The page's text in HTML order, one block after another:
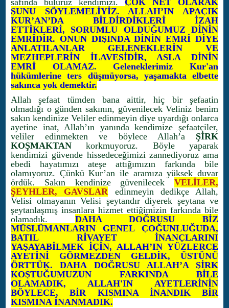
safında buluruz kendimizi. ÇOK NET OLARAK
ŞUNU SÖYLEMELİYİZ. ALLAH’IN APAÇIK
KUR’AN’DA BİLDİRDİKLERİ İZAH
ETTİKLERİ, SORUMLU OLDUĞUMUZ DİNİN
EMRİDİR. ONUN DIŞINDA DİNİN EMRİ DİYE
ANLATILANLAR GELENEKLERİN VE
MEZHEPLERİN İLAVESİDİR, ASLA DİNİN
EMRİ OLAMAZ. Geleneklerimiz Kur'an
hükümlerine ters düşmüyorsa, yaşamakta elbette
sakınca yok demektir.
Allah şefaat tümden bana aittir, hiç bir şefaatin
olmadığı o günden sakının, güvenilecek Veliniz benim
sakın kendinize Veliler edinmeyin diye uyardığı onlarca
ayetine inat, Allah’ın yanında kendimize şefaatçiler,
veliler edinmekten ve böylece Allah’a ŞİRK
KOŞMAKTAN korkmuyoruz. Böyle yaparak
kendimizi güvende hissedeceğimizi zannediyoruz ama
ebedi hayatımızı ateşe attığımızın farkında bile
olamıyoruz. Çünkü Kur’an ile aramıza yüksek duvar
ördük. Sakın kendinize güvenilecek VELİLER,
ŞEYHLER, GAVSLAR edinmeyin dedikçe Allah,
Velisi olmayanın Velisi şeytandır diyerek şeytana ve
şeytanlaşmış insanlara hizmet ettiğimizin farkında bile
olamadık. DAHA DOĞRUSU BİZ
MÜSLÜMANLARIN GENEL ÇOĞUNLUĞUDA,
BATIL RİVAYET İNANÇLARINI
YAŞAYABİLMEK İÇİN, ALLAH’IN YÜZLERCE
AYETİNİ GÖRMEZDEN GELDİK, ÜSTÜNÜ
ÖRTTÜK. DAHA DOĞRUSU ALLAH’A ŞİRK
KOŞTUĞUMUZUN FARKINDA BİLE
OLAMADIK, ALLAH'IN AYETLERİNİN
BÖYLECE, BİR KISMINA İNANDIK BİR
KISMINA İNANMADIK.